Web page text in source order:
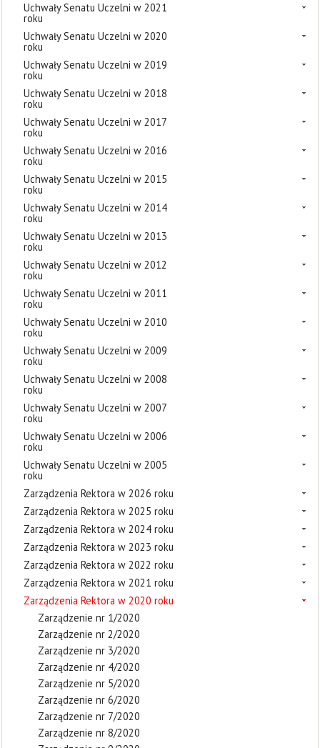
Uchwały Senatu Uczelni w 2021
roku
Uchwały Senatu Uczelni w 2020
roku
Uchwały Senatu Uczelni w 2019
roku
Uchwały Senatu Uczelni w 2018
roku
Uchwały Senatu Uczelni w 2017
roku
Uchwały Senatu Uczelni w 2016
roku
Uchwały Senatu Uczelni w 2015
roku
Uchwały Senatu Uczelni w 2014
roku
Uchwały Senatu Uczelni w 2013
roku
Uchwały Senatu Uczelni w 2012
roku
Uchwały Senatu Uczelni w 2011
roku
Uchwały Senatu Uczelni w 2010
roku
Uchwały Senatu Uczelni w 2009
roku
Uchwały Senatu Uczelni w 2008
roku
Uchwały Senatu Uczelni w 2007
roku
Uchwały Senatu Uczelni w 2006
roku
Uchwały Senatu Uczelni w 2005
roku
Zarządzenia Rektora w 2026 roku
Zarządzenia Rektora w 2025 roku
Zarządzenia Rektora w 2024 roku
Zarządzenia Rektora w 2023 roku
Zarządzenia Rektora w 2022 roku
Zarządzenia Rektora w 2021 roku
Zarządzenia Rektora w 2020 roku
Zarządzenie nr 1/2020
Zarządzenie nr 2/2020
Zarządzenie nr 3/2020
Zarządzenie nr 4/2020
Zarządzenie nr 5/2020
Zarządzenie nr 6/2020
Zarządzenie nr 7/2020
Zarządzenie nr 8/2020